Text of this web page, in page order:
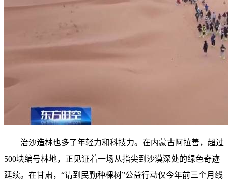
治沙造林也多了年轻力和科技力。在内蒙古阿拉善，超过
500块编号林地，正见证着一场从指尖到沙漠深处的绿色奇迹
延续。在甘肃，“请到民勤种棵树”公益行动仅今年前三个月线